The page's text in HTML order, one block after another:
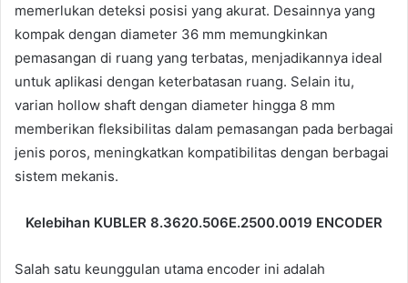
memerlukan deteksi posisi yang akurat. Desainnya yang
kompak dengan diameter 36 mm memungkinkan
pemasangan di ruang yang terbatas, menjadikannya ideal
untuk aplikasi dengan keterbatasan ruang. Selain itu,
varian hollow shaft dengan diameter hingga 8 mm
memberikan fleksibilitas dalam pemasangan pada berbagai
jenis poros, meningkatkan kompatibilitas dengan berbagai
sistem mekanis.
Kelebihan KUBLER 8.3620.506E.2500.0019 ENCODER
Salah satu keunggulan utama encoder ini adalah